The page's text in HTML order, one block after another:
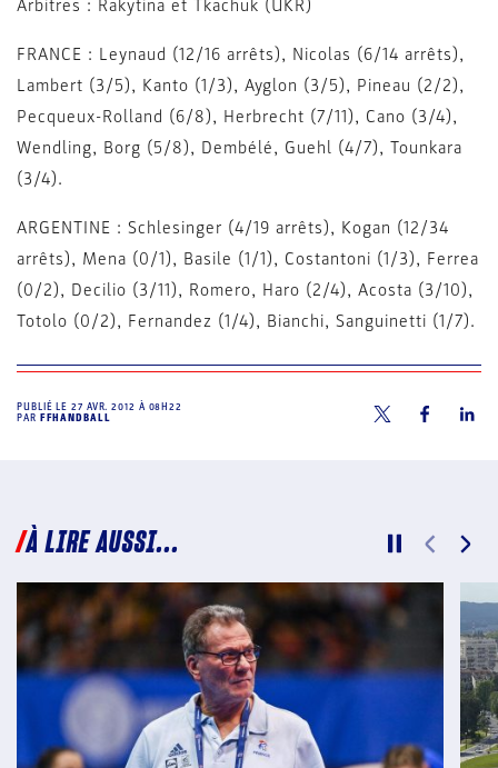
Arbitres : Rakytina et Tkachuk (UKR)
FRANCE : Leynaud (12/16 arrêts), Nicolas (6/14 arrêts),
Lambert (3/5), Kanto (1/3), Ayglon (3/5), Pineau (2/2),
Pecqueux-Rolland (6/8), Herbrecht (7/11), Cano (3/4),
Wendling, Borg (5/8), Dembélé, Guehl (4/7), Tounkara
(3/4).
ARGENTINE : Schlesinger (4/19 arrêts), Kogan (12/34
arrêts), Mena (0/1), Basile (1/1), Costantoni (1/3), Ferrea
(0/2), Decilio (3/11), Romero, Haro (2/4), Acosta (3/10),
Totolo (0/2), Fernandez (1/4), Bianchi, Sanguinetti (1/7).
PUBLIÉ LE27 AVR. 2012 À 08H22
PAR FFHANDBALL
À LIRE AUSSI...